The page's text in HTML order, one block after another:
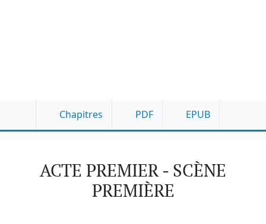
Chapitres PDF EPUB
ACTE PREMIER - SCÈNE
PREMIÈRE